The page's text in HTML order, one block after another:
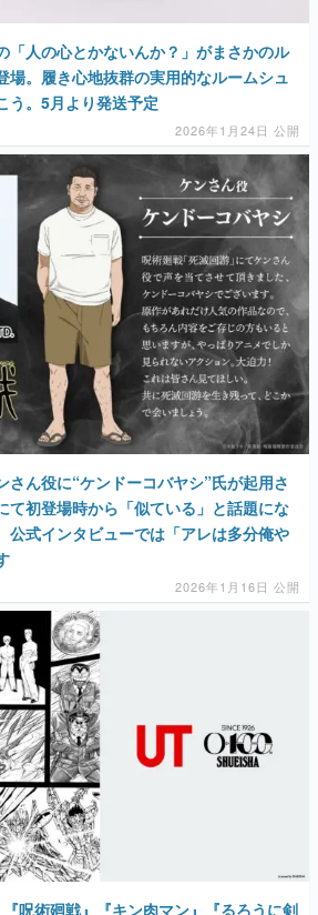
「人の心とかないんか？」がまさかのル
場。履き心地抜群の実用的なルームシュ
う。5月より発送予定
2026年1月24日 公開
さん役に“ケンドーコバヤシ”氏が起用さ
て初登場時から「似ている」と話題にな
公式インタビューでは「アレは多分俺や
2026年1月16日 公開
『呪術廻戦』『キン肉マン』『るろうに剣